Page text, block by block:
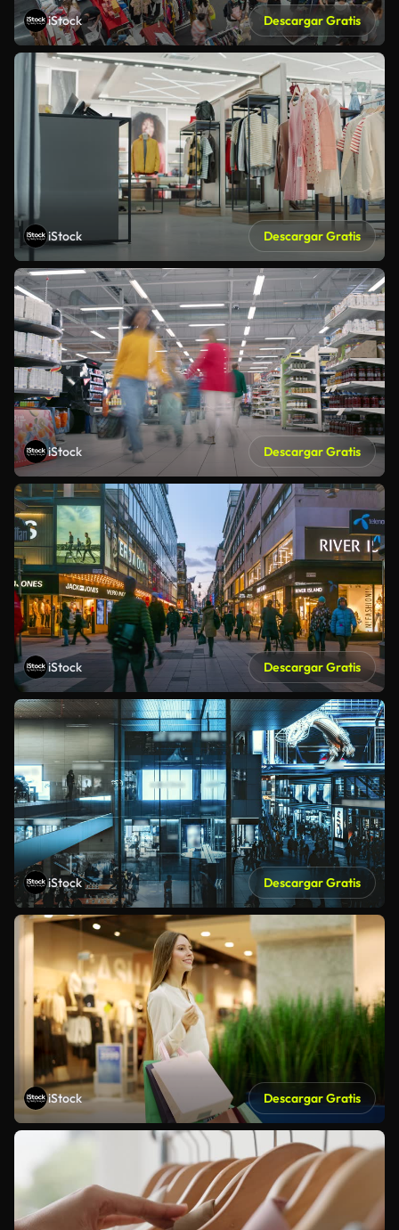
iStock Descargar Gratis
iStock Descargar Gratis
iStock Descargar Gratis
iStock Descargar Gratis
iStock Descargar Gratis
iStock Descargar Gratis